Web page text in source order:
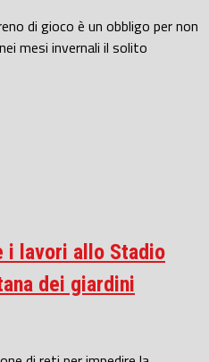
di gioco è un obbligo per non
mesi invernali il solito
i lavori allo Stadio
dei giardini